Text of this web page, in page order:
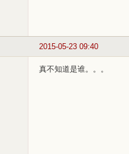
2015-05-23 09:40
真不知道是谁。。。